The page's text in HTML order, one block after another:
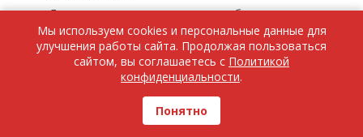
Лампы люминисцентные, энергосберегающие
Лампы накаливания
Лампы паяльные, лупы, паяльники, паяльные пасты
Ленты светодиодные
Люстры, бра, светильники
Бра, светильники
Мы используем cookies и персональные данные для
улучшения работы сайта. Продолжая пользоваться
сайтом, вы соглашаетесь с Политикой
конфиденциальности.
Понятно